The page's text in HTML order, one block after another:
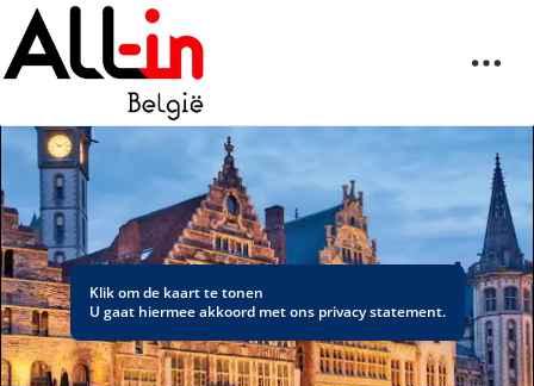
Klik om de kaart te tonen
U gaat hiermee akkoord met ons privacy statement.